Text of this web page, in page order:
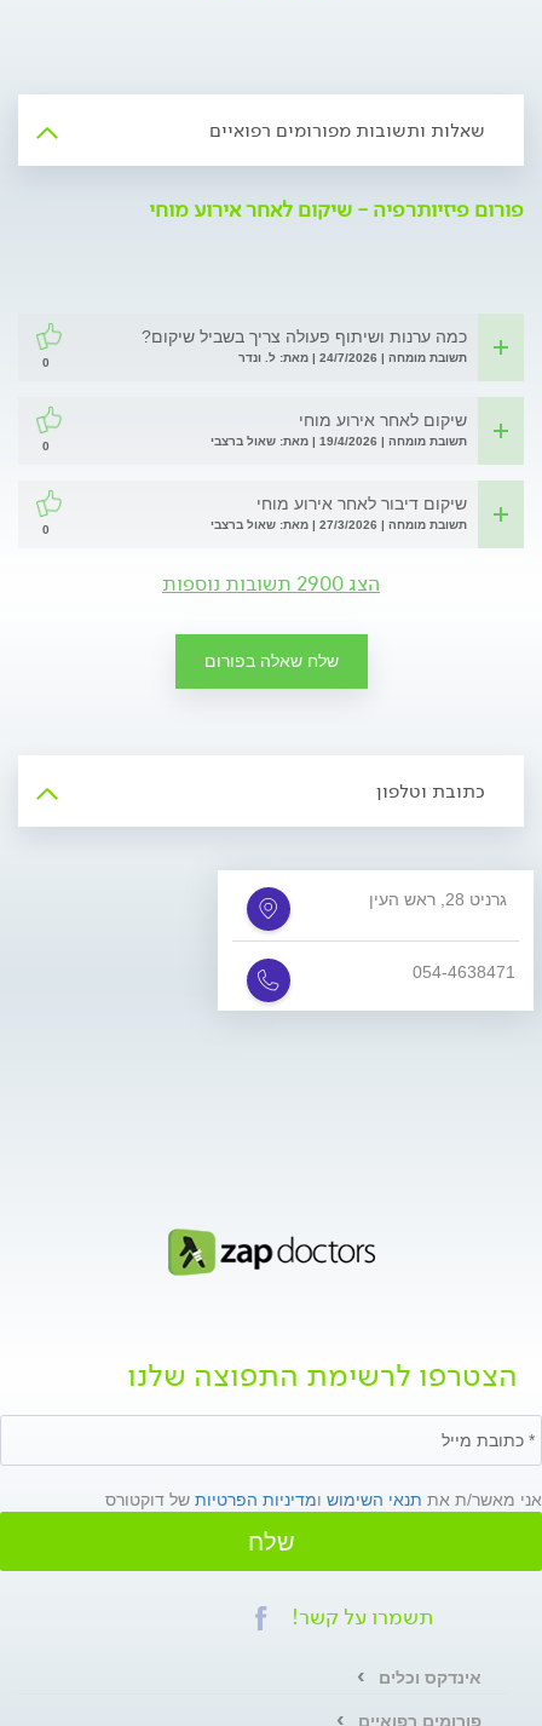
שאלות ותשובות מפורומים רפואיים
פורום פיזיותרפיה - שיקום לאחר אירוע מוחי
כמה ערנות ושיתוף פעולה צריך בשביל שיקום?
תשובת מומחה | 24/7/2026 | מאת: ל. ונדר 0
שיקום לאחר אירוע מוחי
תשובת מומחה | 19/4/2026 | מאת: שאול ברצבי 0
שיקום דיבור לאחר אירוע מוחי
תשובת מומחה | 27/3/2026 | מאת: שאול ברצבי 0
הצג 2900 תשובות נוספות
שלח שאלה בפורום
כתובת וטלפון
גרניט 28, ראש העין
054-4638471
הצטרפו לרשימת התפוצה שלנו
אני מאשר/ת את תנאי השימוש ומדיניות הפרטיות של דוקטורס
שלח
תשמרו על קשר!
אינדקס וכלים
פורומים רפואיים